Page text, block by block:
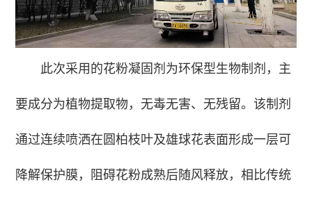
此次采用的花粉凝固剂为环保型生物制剂，主
要成分为植物提取物，无毒无害、无残留。该制剂
通过连续喷洒在圆柏枝叶及雄球花表面形成一层可
降解保护膜，阻碍花粉成熟后随风释放，相比传统